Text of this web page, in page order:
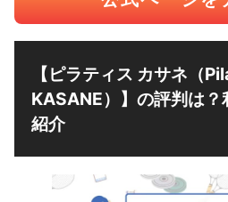
【ピラティス カサネ（
KASANE）】の評判は？
紹介